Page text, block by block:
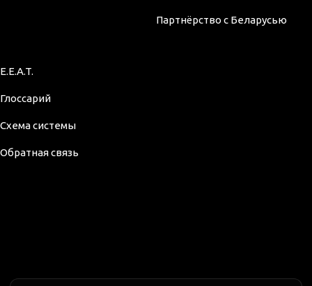
Партнёрство с Беларусью
E.E.A.T.
Глоссарий
Схема системы
Обратная связь